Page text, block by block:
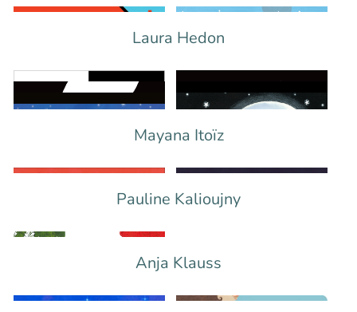
Laura Hedon
Mayana Itoïz
Pauline Kalioujny
Anja Klauss